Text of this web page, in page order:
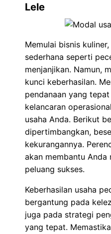
Lele
Memulai bisnis
sederhana seperti
menjanjikan. Namun,
kunci keberhasilan.
pendanaan yang
kelancaran
usaha Anda. Berikut
dipertimbangkan,
kekurangannya.
akan membantu Anda
peluang sukses.
Keberhasilan usaha
bergantung pada
juga pada strategi
yang tepat.